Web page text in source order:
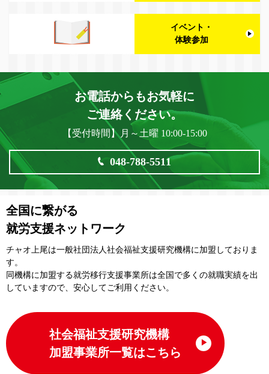
イベント・
体験参加
お電話からもお気軽に
ご連絡ください。
【受付時間】月～土曜 10:00-15:00
048-788-5511
全国に繋がる
就労支援ネットワーク
チャオ上尾は一般社団法⼈社会福祉⽀援研究機構に加盟しておりま
す。
同機構に加盟する就労移⾏⽀援事業所は全国で多くの就職実績を出
していますので、安⼼してご利⽤ください。
社会福祉支援研究機構
加盟事業所一覧はこちら